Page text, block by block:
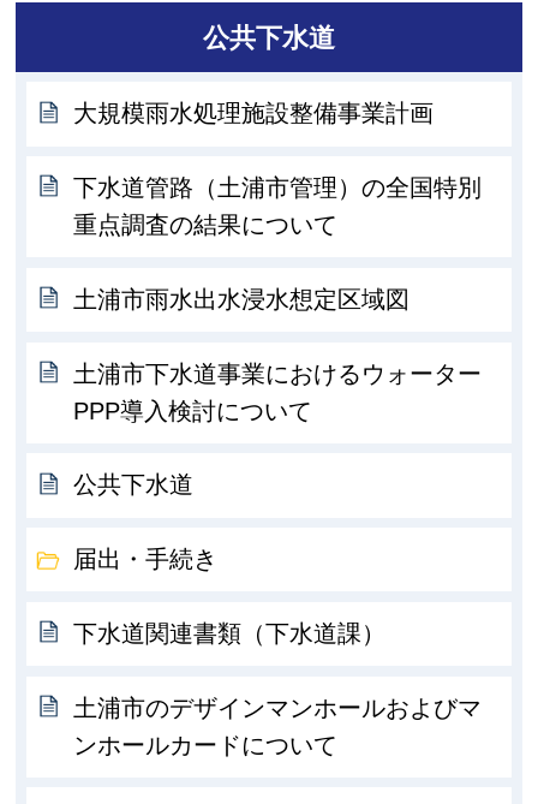
公共下水道
大規模雨水処理施設整備事業計画
下水道管路（土浦市管理）の全国特別
重点調査の結果について
土浦市雨水出水浸水想定区域図
土浦市下水道事業におけるウォーター
PPP導入検討について
公共下水道
届出・手続き
下水道関連書類（下水道課）
土浦市のデザインマンホールおよびマ
ンホールカードについて